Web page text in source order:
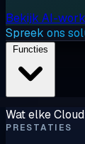
Bekijk AI-
Spreek ons
Wat elke
PRESTATIES